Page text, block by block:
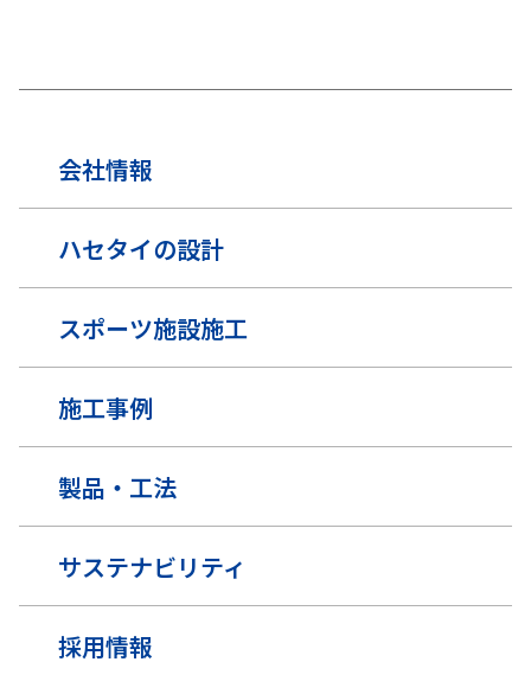
会社情報
ハセタイの設計
スポーツ施設施工
施工事例
製品・工法
サステナビリティ
採用情報